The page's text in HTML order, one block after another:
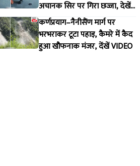
अचानक सिर पर गिरा छज्जा, देखें
VIDEO
कर्णप्रयाग–नैनीसैंण मार्ग पर
भरभराकर टूटा पहाड़, कैमरे में कैद
हुआ खौफनाक मंजर, देंखें VIDEO